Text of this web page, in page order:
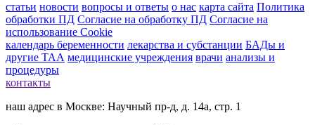
статьи новости вопросы и ответы о нас карта сайта Политика
обработки ПД Согласие на обработку ПД Согласие на
использование Cookie
календарь беременности лекарства и субстанции БАДы и
другие ТАА медицинские учреждения врачи анализы и
процедуры
контакты
наш адрес в Москве: Научный пр-д, д. 14а, стр. 1